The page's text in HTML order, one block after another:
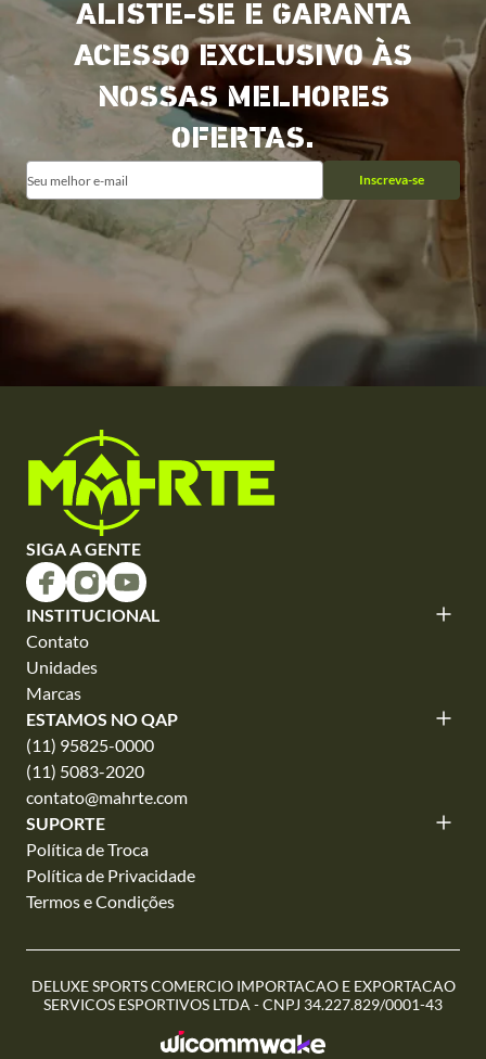
ALISTE-SE E GARANTA
ACESSO EXCLUSIVO ÀS
NOSSAS MELHORES
OFERTAS.
Inscreva-se
SIGA A GENTE
INSTITUCIONAL
Contato
Unidades
Marcas
ESTAMOS NO QAP
(11) 95825-0000
(11) 5083-2020
contato@mahrte.com
SUPORTE
Política de Troca
Política de Privacidade
Termos e Condições
DELUXE SPORTS COMERCIO IMPORTACAO E EXPORTACAO
SERVICOS ESPORTIVOS LTDA - CNPJ 34.227.829/0001-43